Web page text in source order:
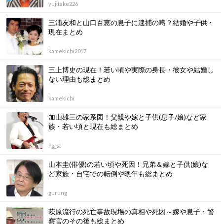
yujitake226
三浦友和と山口百恵の息子に逮捕の噂？結婚や子供・
現在まとめ
kamekichi2017
三上博史の現在！若い頃や実際の身長・彼女や結婚し
ない理由も総まとめ
kamekichi
加山雄三の家系図！父親や嫁と子供(息子/娘)など家
族・若い頃と現在も総まとめ
Pg_st
山本圭(俳優)の若い頃や死因！兄弟＆嫁と子供(娘)な
ど家族・自宅での転倒や晩年も総まとめ
gurung
萩原流行の死亡事故現場の真相や死因～嫁や息子・警
察官のその後も総まとめ